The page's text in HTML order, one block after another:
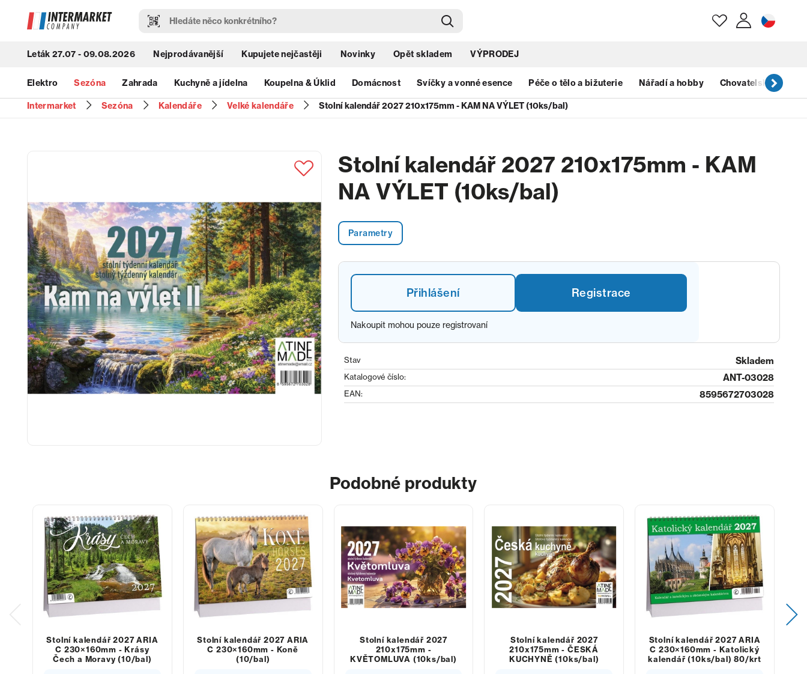
Leták 27.07 - 09.08.2026 Nejprodávanější Kupujete nejčastěji Novinky Opět skladem VÝPRODEJ
Elektro Sezóna Zahrada Kuchyně a jídelna Koupelna & Úklid Domácnost Svíčky a vonné esence Péče o tělo a bižuterie Nářadí a hobby Chovatelské
Intermarket Sezóna Kalendáře Velké kalendáře Stolní kalendář 2027 210x175mm - KAM NA VÝLET (10ks/bal)
Stolní kalendář 2027 210x175mm - KAM
NA VÝLET (10ks/bal)
Parametry
Přihlášení Registrace
Nakoupit mohou pouze registrovaní
Stav Skladem
Katalogové číslo: ANT-03028
EAN: 8595672703028
Podobné produkty
Stolní kalendář 2027 ARIA
C 230×160mm - Krásy
Čech a Moravy (10/bal)
Stolní kalendář 2027 ARIA
C 230×160mm - Koně
(10/bal)
Stolní kalendář 2027
210x175mm -
KVĚTOMLUVA (10ks/bal)
Stolní kalendář 2027
210x175mm - ČESKÁ
KUCHYNĚ (10ks/bal)
Stolní kalendář 2027 ARIA
C 230×160mm - Katolický
kalendář (10ks/bal) 80/krt